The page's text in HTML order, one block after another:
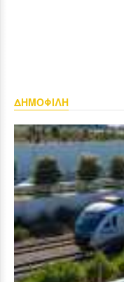
ΔΗΜΟΦΙΛΗ